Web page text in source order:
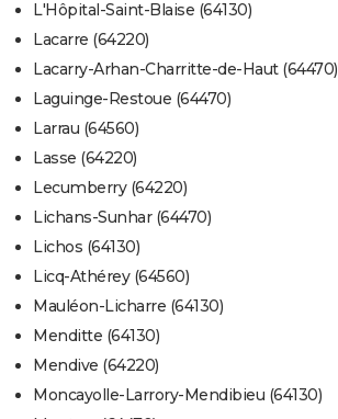
L'Hôpital-Saint-Blaise (64130)
Lacarre (64220)
Lacarry-Arhan-Charritte-de-Haut (64470)
Laguinge-Restoue (64470)
Larrau (64560)
Lasse (64220)
Lecumberry (64220)
Lichans-Sunhar (64470)
Lichos (64130)
Licq-Athérey (64560)
Mauléon-Licharre (64130)
Menditte (64130)
Mendive (64220)
Moncayolle-Larrory-Mendibieu (64130)